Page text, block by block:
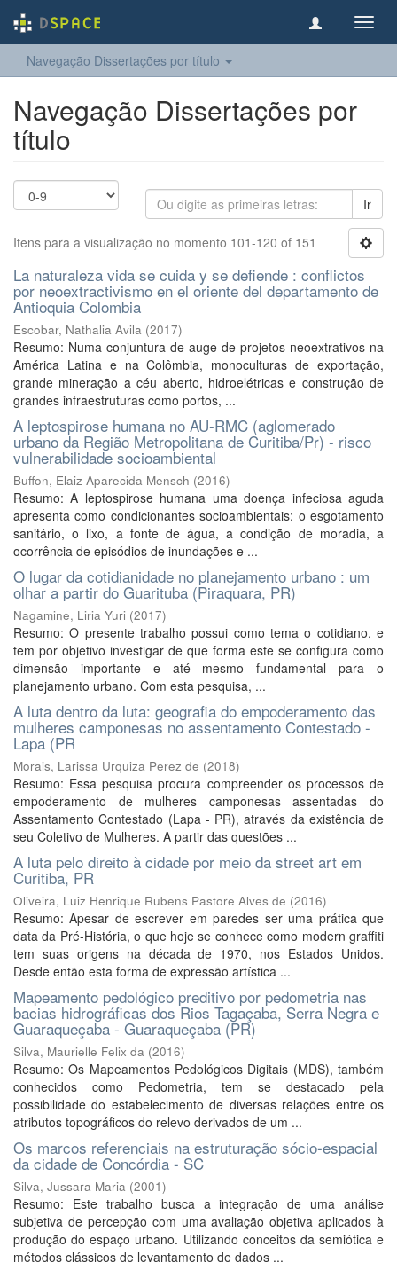
Navegação Dissertações por título
Navegação Dissertações por
título
Ir
Itens para a visualização no momento 101-120 of 151
La naturaleza vida se cuida y se defiende : conflictos
por neoextractivismo en el oriente del departamento de
Antioquia Colombia
Escobar, Nathalia Avila (2017)
Resumo: Numa conjuntura de auge de projetos neoextrativos na
América Latina e na Colômbia, monoculturas de exportação,
grande mineração a céu aberto, hidroelétricas e construção de
grandes infraestruturas como portos, ...
A leptospirose humana no AU-RMC (aglomerado
urbano da Região Metropolitana de Curitiba/Pr) - risco
vulnerabilidade socioambiental
Buffon, Elaiz Aparecida Mensch (2016)
Resumo: A leptospirose humana uma doença infeciosa aguda
apresenta como condicionantes socioambientais: o esgotamento
sanitário, o lixo, a fonte de água, a condição de moradia, a
ocorrência de episódios de inundações e ...
O lugar da cotidianidade no planejamento urbano : um
olhar a partir do Guarituba (Piraquara, PR)
Nagamine, Liria Yuri (2017)
Resumo: O presente trabalho possui como tema o cotidiano, e
tem por objetivo investigar de que forma este se configura como
dimensão importante e até mesmo fundamental para o
planejamento urbano. Com esta pesquisa, ...
A luta dentro da luta: geografia do empoderamento das
mulheres camponesas no assentamento Contestado -
Lapa (PR
Morais, Larissa Urquiza Perez de (2018)
Resumo: Essa pesquisa procura compreender os processos de
empoderamento de mulheres camponesas assentadas do
Assentamento Contestado (Lapa - PR), através da existência de
seu Coletivo de Mulheres. A partir das questões ...
A luta pelo direito à cidade por meio da street art em
Curitiba, PR
Oliveira, Luiz Henrique Rubens Pastore Alves de (2016)
Resumo: Apesar de escrever em paredes ser uma prática que
data da Pré-História, o que hoje se conhece como modern graffiti
tem suas origens na década de 1970, nos Estados Unidos.
Desde então esta forma de expressão artística ...
Mapeamento pedológico preditivo por pedometria nas
bacias hidrográficas dos Rios Tagaçaba, Serra Negra e
Guaraqueçaba - Guaraqueçaba (PR)
Silva, Maurielle Felix da (2016)
Resumo: Os Mapeamentos Pedológicos Digitais (MDS), também
conhecidos como Pedometria, tem se destacado pela
possibilidade do estabelecimento de diversas relações entre os
atributos topográficos do relevo derivados de um ...
Os marcos referenciais na estruturação sócio-espacial
da cidade de Concórdia - SC
Silva, Jussara Maria (2001)
Resumo: Este trabalho busca a integração de uma análise
subjetiva de percepção com uma avaliação objetiva aplicados à
produção do espaço urbano. Utilizando conceitos da semiótica e
métodos clássicos de levantamento de dados ...